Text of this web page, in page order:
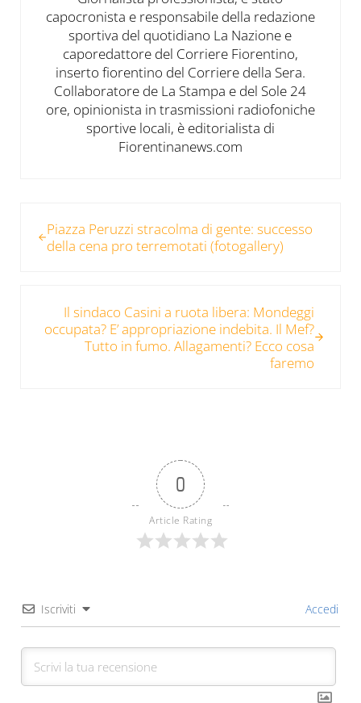
capocronista e responsabile della redazione
sportiva del quotidiano La Nazione e
caporedattore del Corriere Fiorentino,
inserto fiorentino del Corriere della Sera.
Collaboratore de La Stampa e del Sole 24
ore, opinionista in trasmissioni radiofoniche
sportive locali, è editorialista di
Fiorentinanews.com
Piazza Peruzzi stracolma di gente: successo
della cena pro terremotati (fotogallery)
Il sindaco Casini a ruota libera: Mondeggi
occupata? E’ appropriazione indebita. Il Mef?
Tutto in fumo. Allagamenti? Ecco cosa
faremo
0
Article Rating
Iscriviti Accedi